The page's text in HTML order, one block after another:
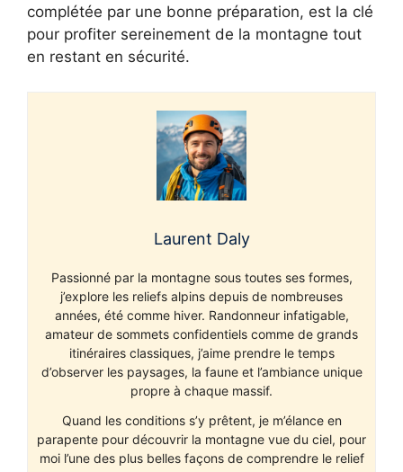
complétée par une bonne préparation, est la clé
pour profiter sereinement de la montagne tout
en restant en sécurité.
Laurent Daly
Passionné par la montagne sous toutes ses formes,
j’explore les reliefs alpins depuis de nombreuses
années, été comme hiver. Randonneur infatigable,
amateur de sommets confidentiels comme de grands
itinéraires classiques, j’aime prendre le temps
d’observer les paysages, la faune et l’ambiance unique
propre à chaque massif.
Quand les conditions s’y prêtent, je m’élance en
parapente pour découvrir la montagne vue du ciel, pour
moi l’une des plus belles façons de comprendre le relief